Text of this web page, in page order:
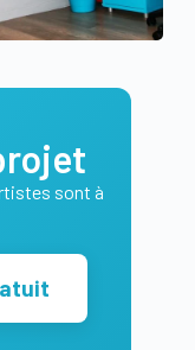
sont à